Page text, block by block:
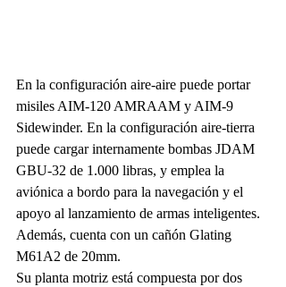
En la configuración aire-aire puede portar
misiles AIM-120 AMRAAM y AIM-9
Sidewinder. En la configuración aire-tierra
puede cargar internamente bombas JDAM
GBU-32 de 1.000 libras, y emplea la
aviónica a bordo para la navegación y el
apoyo al lanzamiento de armas inteligentes.
Además, cuenta con un cañón Glating
M61A2 de 20mm.
Su planta motriz está compuesta por dos